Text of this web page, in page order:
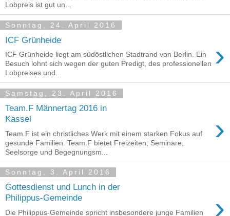
Lobpreis ist gut un...
Sonntag, 24. April 2016
ICF Grünheide ›
ICF Grünheide liegt am südöstlichen Stadtrand von Berlin. Ein
Besuch lohnt sich wegen der guten Predigt, des professionellen
Lobpreises und...
Samstag, 23. April 2016
Team.F Männertag 2016 in
Kassel
›
Team.F ist ein christliches Werk mit einem starken Fokus auf
gesunde Familien. Team.F bietet Freizeiten, Seminare,
Seelsorge und Begegnungsm...
Sonntag, 3. April 2016
Gottesdienst und Lunch in der
Philippus-Gemeinde
›
Die Philippus-Gemeinde spricht insbesondere junge Familien